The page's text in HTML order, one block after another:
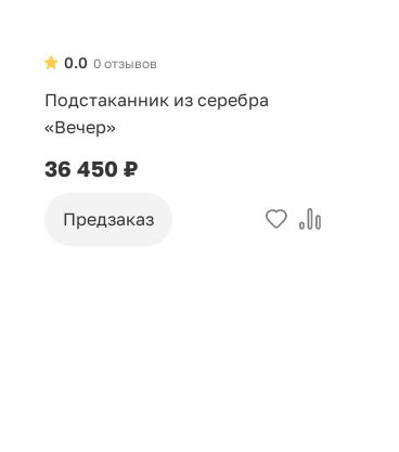
0 отзывов
0.0
Подстаканник из серебра
«Вечер»
36 450 ₽
Предзаказ